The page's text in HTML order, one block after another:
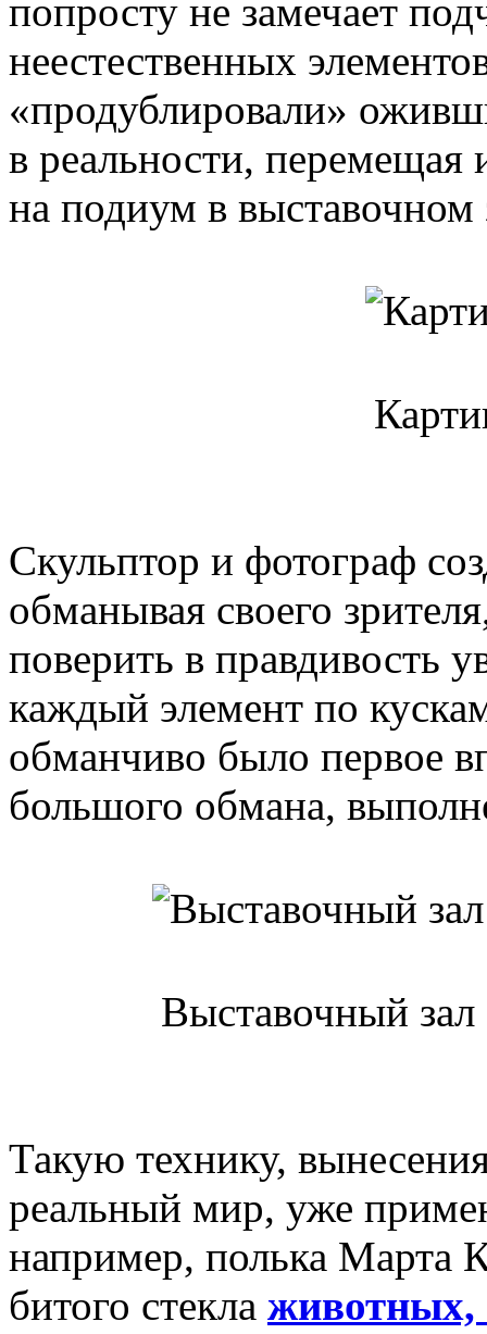
попросту не замечает
неестественных
«продублировали»
в реальности, перемещая
на подиум в выставочном
Скульптор и фотограф
обманывая своего
поверить в правдивость
каждый элемент по
обманчиво было первое
большого обмана,
Выставочный зал
Такую технику,
реальный мир, уже
например, полька Марта
битого стекла животных,